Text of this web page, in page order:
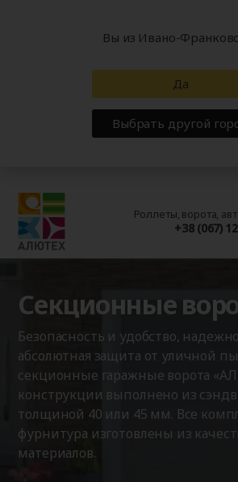
Роллеты, ворота,
+38 (067)
Секционные
Безопасность и удобство,
абсолютная защита от уличной
секционные гаражные ворота
конструкции выполнено из
толщиной 40 или 45 мм. Все
фурнитура изготовлены из
материалов.
Вы из Ивано-
Да
Выбрать другой